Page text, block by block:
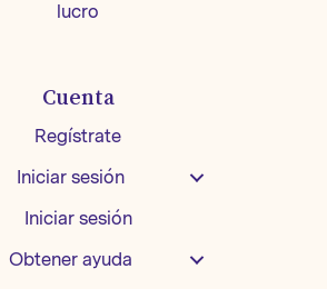
lucro
Cuenta
Regístrate
Iniciar sesión
Iniciar sesión
Obtener ayuda